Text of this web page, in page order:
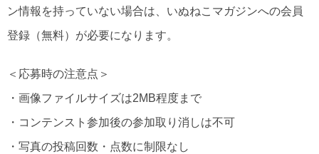
ン情報を持っていない場合は、いぬねこマガジンへの会員
登録（無料）が必要になります。
＜応募時の注意点＞
・画像ファイルサイズは2MB程度まで
・コンテンスト参加後の参加取り消しは不可
・写真の投稿回数・点数に制限なし